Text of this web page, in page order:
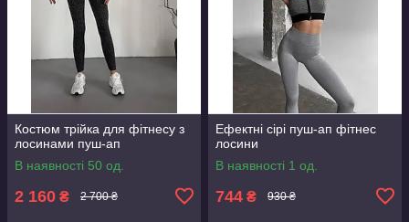
Костюм трійка для фітнесу з
лосинами пуш-ап
В наявності 50 од.
2 160 ₴ 2 700 ₴
Ефектні сірі пуш-ап фітнес
лосини
В наявності 1 од.
744 ₴ 930 ₴